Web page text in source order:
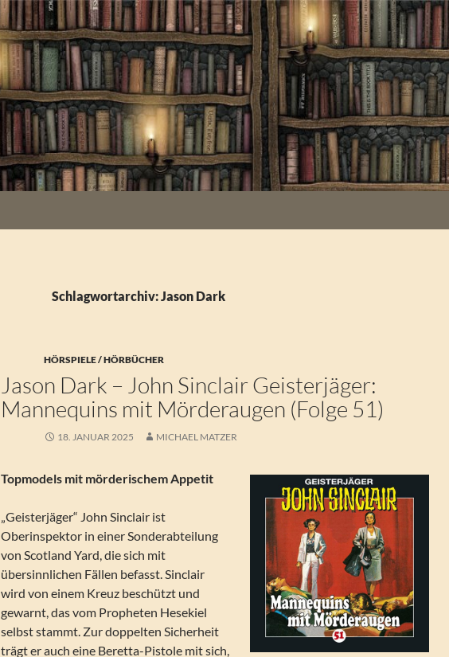
Schlagwortarchiv: Jason Dark
HÖRSPIELE / HÖRBÜCHER
Jason Dark – John Sinclair Geisterjäger:
Mannequins mit Mörderaugen (Folge 51)
18. JANUAR 2025 MICHAEL MATZER
Topmodels mit mörderischem Appetit
„Geisterjäger“ John Sinclair ist
Oberinspektor in einer Sonderabteilung
von Scotland Yard, die sich mit
übersinnlichen Fällen befasst. Sinclair
wird von einem Kreuz beschützt und
gewarnt, das vom Propheten Hesekiel
selbst stammt. Zur doppelten Sicherheit
trägt er auch eine Beretta-Pistole mit sich,